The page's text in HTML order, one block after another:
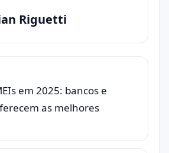
Riguetti
em 2025: bancos e
as melhores